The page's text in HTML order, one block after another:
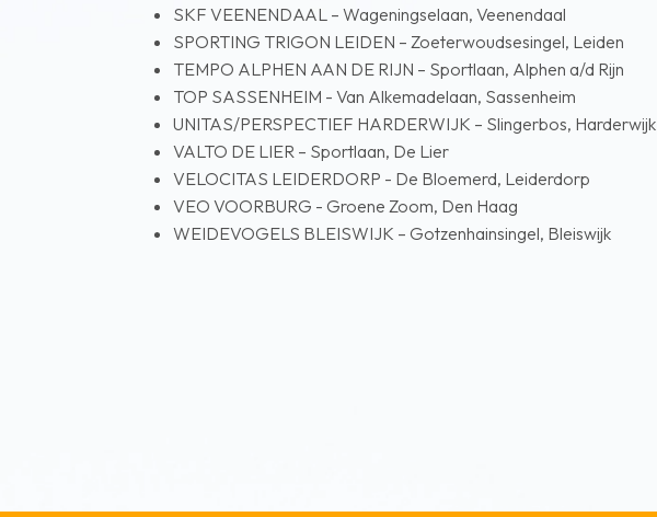
SKF VEENENDAAL – Wageningselaan, Veenendaal
SPORTING TRIGON LEIDEN – Zoeterwoudsesingel, Leiden
TEMPO ALPHEN AAN DE RIJN – Sportlaan, Alphen a/d Rijn
TOP SASSENHEIM - Van Alkemadelaan, Sassenheim
UNITAS/PERSPECTIEF HARDERWIJK – Slingerbos, Harderwijk
VALTO DE LIER – Sportlaan, De Lier
VELOCITAS LEIDERDORP - De Bloemerd, Leiderdorp
VEO VOORBURG - Groene Zoom, Den Haag
WEIDEVOGELS BLEISWIJK – Gotzenhainsingel, Bleiswijk